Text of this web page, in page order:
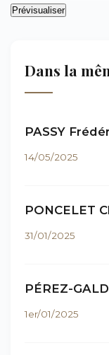
Dans la
PASSY
14/05/2025
PONCELET
31/01/2025
PÉREZ-
1er/01/2025